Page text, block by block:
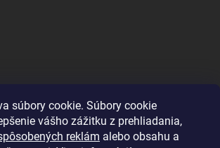
súbory cookie. Súbory cookie
vášho zážitku z prehliadania,
reklám alebo obsahu a
PLATBY